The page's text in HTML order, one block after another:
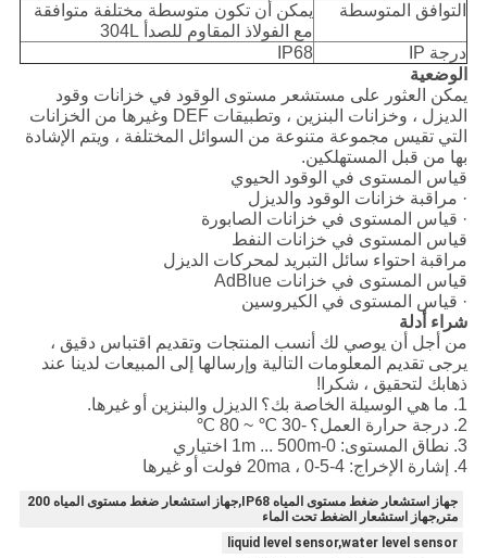
التوافق المتوسطة
يمكن أن تكون متوسطة مختلفة متوافقة
مع الفولاذ المقاوم للصدأ 304L
درجة IP
IP68
الوضعية
يمكن العثور على مستشعر مستوى الوقود في خزانات وقود
الديزل ، وخزانات البنزين ، وتطبيقات DEF وغيرها من الخزانات
التي تقيس مجموعة متنوعة من السوائل المختلفة ، ويتم الإشادة
بها من قبل المستهلكين.
قياس المستوى في الوقود الحيوي
· مراقبة خزانات الوقود والديزل
· قياس المستوى في خزانات الصابورة
قياس المستوى في خزانات النفط
مراقبة احتواء سائل التبريد لمحركات الديزل
قياس المستوى في خزانات AdBlue
· قياس المستوى في الكيروسين
شراء أدلة
من أجل أن يوصي لك أنسب المنتجات وتقديم اقتباس دقيق ،
يرجى تقديم المعلومات التالية وإرسالها إلى المبيعات لدينا عند
ذهابك لتحقيق ، شكرا!
1. ما هي الوسيلة الخاصة بك؟
الديزل والبنزين أو غيرها.
2. درجة حرارة العمل؟
-30 ℃ ~ 80 ℃
3. نطاق المستوى: 0-1m ... 500m اختياري
4. إشارة الإخراج: 4-20ma ، 0-5 فولت أو غيرها
جهاز استشعار ضغط مستوى المياه IP68,جهاز استشعار ضغط مستوى المياه 200
متر,جهاز استشعار الضغط تحت الماء
liquid level sensor,water level sensor